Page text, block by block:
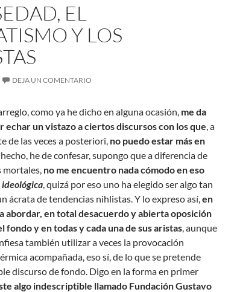
EL
Y LOS
DEJA UN COMENTARIO
como ya he dicho en alguna ocasión, me da
echar un vistazo a ciertos discursoscon los que, a
de las veces a posteriori, no puedo estar más en
he de confesar, supongo que a diferencia de
mortales, no me encuentro nada cómodo en eso
, quizá por eso uno ha elegido ser algo tan
ácrata de tendencias nihlistas. Y lo expreso así,en
abordar, en total desacuerdo y abierta oposición
fondo y en todas y cada una de sus aristas, aunque
también utilizar a veces la provocación
acompañada, eso sí, de lo que se pretende
discurso de fondo. Digo en la forma en primer
algo indescriptible llamado Fundación Gustavo